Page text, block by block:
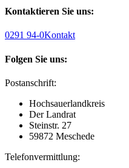
Kontaktieren Sie uns:
0291 94-0Kontakt
Folgen Sie uns:
Postanschrift:
Hochsauerlandkreis
Der Landrat
Steinstr. 27
59872 Meschede
Telefonvermittlung: